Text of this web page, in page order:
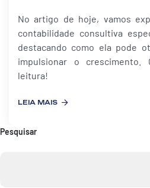
No artigo de hoje, vamos
contabilidade consultiva
destacando como ela pode
impulsionar o crescimento.
leitura!
LEIA MAIS
Pesquisar